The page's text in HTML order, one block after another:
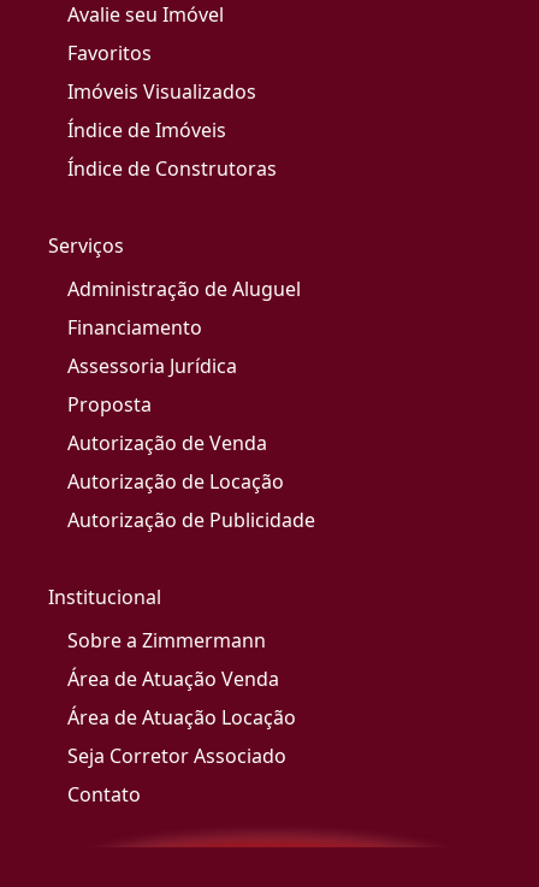
Avalie seu Imóvel
Favoritos
Imóveis Visualizados
Índice de Imóveis
Índice de Construtoras
Serviços
Administração de Aluguel
Financiamento
Assessoria Jurídica
Proposta
Autorização de Venda
Autorização de Locação
Autorização de Publicidade
Institucional
Sobre a Zimmermann
Área de Atuação Venda
Área de Atuação Locação
Seja Corretor Associado
Contato